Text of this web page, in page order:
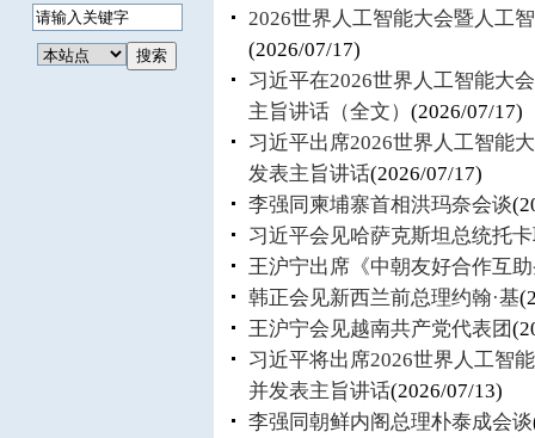
2026世界人工智能大会暨人工
(2026/07/17)
习近平在2026世界人工智能大
主旨讲话（全文） (2026/07/17)
习近平出席2026世界人工智能
发表主旨讲话(2026/07/17)
李强同柬埔寨首相洪玛奈会谈
习近平会见哈萨克斯坦总统托
王沪宁出席《中朝友好合作互
韩正会见新西兰前总理约翰·基
王沪宁会见越南共产党代表团
习近平将出席2026世界人工智
并发表主旨讲话(2026/07/13)
李强同朝鲜内阁总理朴泰成会谈